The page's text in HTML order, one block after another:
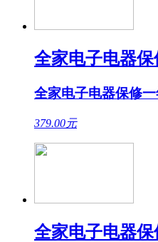
全家电子电器保
全家电子电器保修一
379.00元
全家电子电器保